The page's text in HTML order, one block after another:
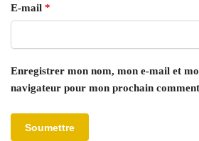
E-mail *
Enregistrer mon nom, mon e-mail et
navigateur pour mon prochain